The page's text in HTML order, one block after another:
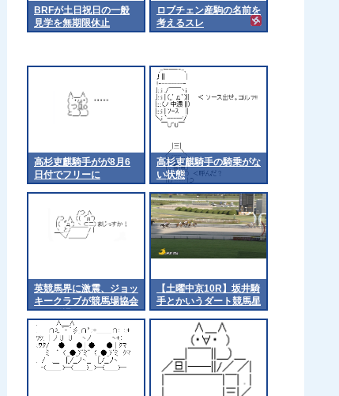
BRFが土日祝日の一般
見学を無期限休止
ロブチェン産駒の名前を
考えるスレ
高杉吏麒騎手がが8月6
日付でフリーに
高杉吏麒騎手の騎乗がな
い状態
英競馬界に激震、ジョッ
キークラブが競馬場協会
から脱退
【土曜中京10R】坂井騎
手とかいうダート競馬星
人